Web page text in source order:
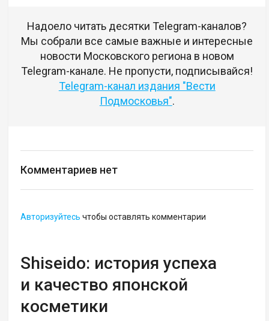
Надоело читать десятки Telegram-каналов?
Мы собрали все самые важные и интересные
новости Московского региона в новом
Telegram-канале. Не пропусти, подписывайся!
Telegram-канал издания "Вести
Подмосковья".
Комментариев нет
Авторизуйтесь чтобы оставлять комментарии
Shiseido: история успеха
и качество японской
косметики